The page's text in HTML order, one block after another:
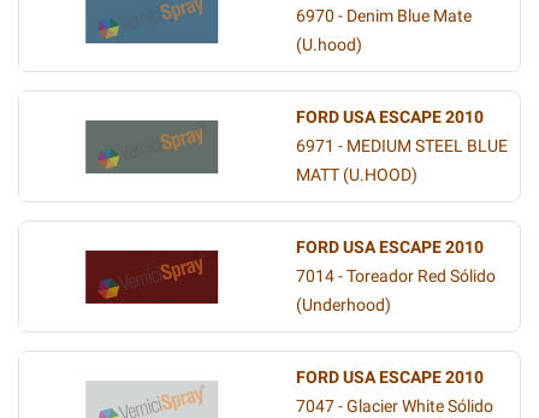
6970 - Denim Blue Mate
(U.hood)
FORD USA ESCAPE 2010
6971 - MEDIUM STEEL BLUE
MATT (U.HOOD)
FORD USA ESCAPE 2010
7014 - Toreador Red Sólido
(Underhood)
FORD USA ESCAPE 2010
7047 - Glacier White Sólido